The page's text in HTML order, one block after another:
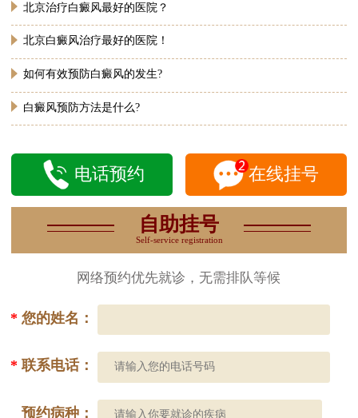
北京治疗白癜风最好的医院？
北京白癜风治疗最好的医院！
如何有效预防白癜风的发生?
白癜风预防方法是什么?
电话预约 在线挂号
自助挂号
Self-service registration
网络预约优先就诊，无需排队等候
*您的姓名：
*联系电话：
预约病种：